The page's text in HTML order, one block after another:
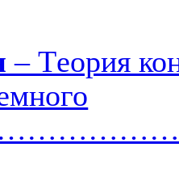
– Tеория